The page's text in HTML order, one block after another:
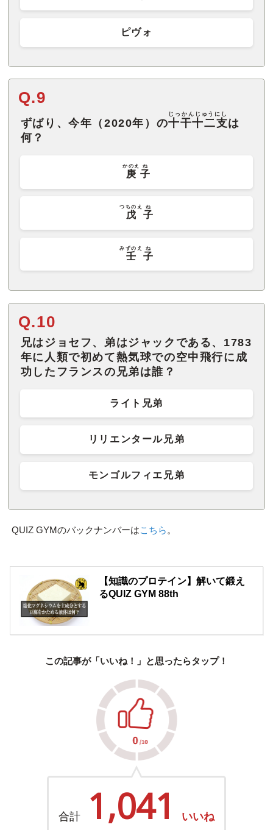
ピヴォ
Q.9
ずばり、今年（2020年）の十干十二支
じっかんじゅうにし
は
何？
庚
かのえ
子
ね
戊
つちのえ
子
ね
壬
みずのえ
子
ね
Q.10
兄はジョセフ、弟はジャックである、1783
年に人類で初めて熱気球での空中飛行に成
功したフランスの兄弟は誰？
ライト兄弟
リリエンタール兄弟
モンゴルフィエ兄弟
QUIZ GYMのバックナンバーはこちら 。
【知識のプロテイン】解いて鍛え
るQUIZ GYM 88th
この記事が「いいね！」と思ったらタップ！
合計 1,041 いいね